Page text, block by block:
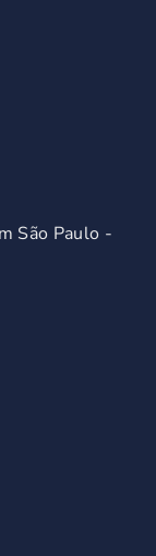
São Paulo -